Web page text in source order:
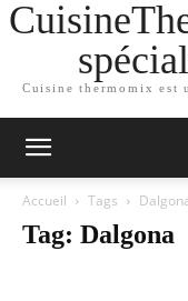
Cuisine thermomix est
Accueil Tags
Tag: Dalgona